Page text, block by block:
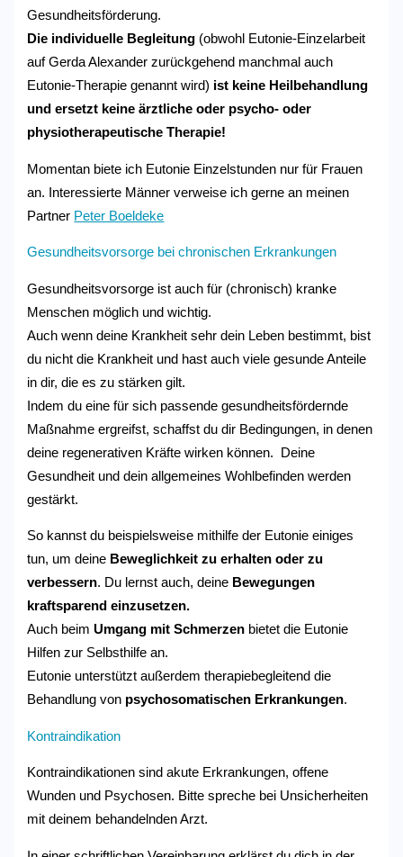
Gesundheitsförderung.
Die individuelle Begleitung (obwohl Eutonie-Einzelarbeit
auf Gerda Alexander zurückgehend manchmal auch
Eutonie-Therapie genannt wird) ist keine Heilbehandlung
und ersetzt keine ärztliche oder psycho- oder
physiotherapeutische Therapie!
Momentan biete ich Eutonie Einzelstunden nur für Frauen
an. Interessierte Männer verweise ich gerne an meinen
Partner Peter Boeldeke
Gesundheitsvorsorge bei chronischen Erkrankungen
Gesundheitsvorsorge ist auch für (chronisch) kranke
Menschen möglich und wichtig.
Auch wenn deine Krankheit sehr dein Leben bestimmt, bist
du nicht die Krankheit und hast auch viele gesunde Anteile
in dir, die es zu stärken gilt.
Indem du eine für sich passende gesundheitsfördernde
Maßnahme ergreifst, schaffst du dir Bedingungen, in denen
deine regenerativen Kräfte wirken können. Deine
Gesundheit und dein allgemeines Wohlbefinden werden
gestärkt.
So kannst du beispielsweise mithilfe der Eutonie einiges
tun, um deine Beweglichkeit zu erhalten oder zu
verbessern. Du lernst auch, deine Bewegungen
kraftsparend einzusetzen.
Auch beimUmgang mit Schmerzen bietet die Eutonie
Hilfen zur Selbsthilfe an.
Eutonie unterstützt außerdem therapiebegleitend die
Behandlung von psychosomatischen Erkrankungen.
Kontraindikation
Kontraindikationen sind akute Erkrankungen, offene
Wunden und Psychosen. Bitte spreche bei Unsicherheiten
mit deinem behandelnden Arzt.